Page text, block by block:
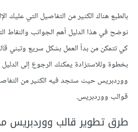
بالطبع هناك الكثير من التفاصيل التي عليك
نوضح في هذا الدليل أهم الجوانب والنقاط
كي تتمكن من بدأ العمل بشكل سريع وتبني
بخطوة وللاستزادة يمكنك الرجوع إلى
ووردبريس حيث ستجد فيه الكثير من
قوالب ووردبريس.
طرق تطوير قالب